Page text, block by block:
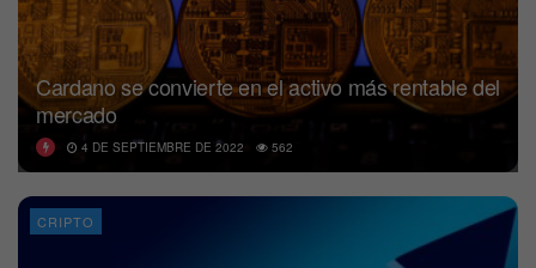
Cardano se convierte en el activo más rentable del
mercado
4 DE SEPTIEMBRE DE 2022 562
CRIPTO